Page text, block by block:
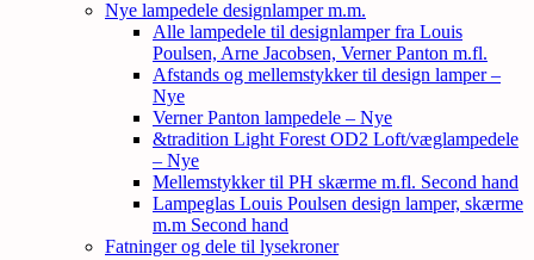
Nye lampedele designlamper m.m.
Alle lampedele til designlamper fra Louis
Poulsen, Arne Jacobsen, Verner Panton m.fl.
Afstands og mellemstykker til design lamper –
Nye
Verner Panton lampedele – Nye
&tradition Light Forest OD2 Loft/væglampedele
– Nye
Mellemstykker til PH skærme m.fl. Second hand
Lampeglas Louis Poulsen design lamper, skærme
m.m Second hand
Fatninger og dele til lysekroner